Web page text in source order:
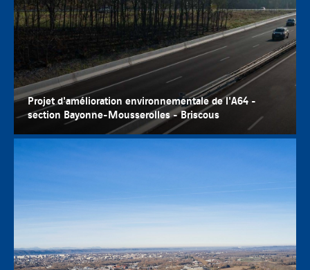
Projet d'amélioration environnementale de l'A64 -
section Bayonne-Mousserolles - Briscous